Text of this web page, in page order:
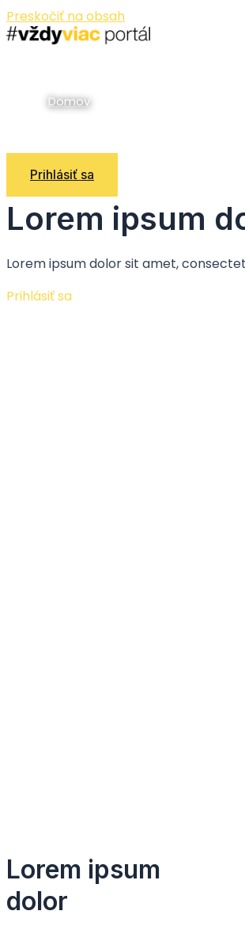
Preskočiť na obsah
Domov
Prihlásiť sa
Lorem ipsum
Lorem ipsum dolor sit amet,
Prihlásiť sa
Lorem ipsum
dolor